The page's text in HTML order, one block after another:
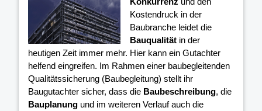
Kostendruck in der
Baubranche leidet die
Bauqualität in der
heutigen Zeit immer mehr. Hier kann ein Gutachter
helfend eingreifen. Im Rahmen einer baubegleitenden
Qualitätssicherung (Baubegleitung) stellt ihr
Baugutachter sicher, dass die Baubeschreibung, die
Bauplanung und im weiteren Verlauf auch die